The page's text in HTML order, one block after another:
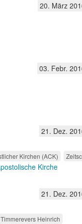
20. März
03. Febr.
21. Dez.
Kirchen (ACK)
Kirche
21. Dez.
Timmerevers Heinrich